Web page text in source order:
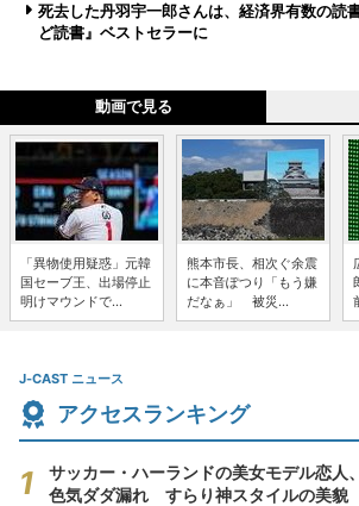
死去した丹羽宇一郎さんは、経済界有数の
ど読書』ベストセラーに
動画で見る
「異物使用疑惑」元韓
国セーブ王、出場停止
明けマウンドで...
熊本市長、相次ぐ余震
に本音ぽつり「もう嫌
だなぁ」 被災...
J-CAST ニュース
アクセスランキング
サッカー・ハーランドの美女モデル恋人
色気ダダ漏れ すらり神スタイルの美貌